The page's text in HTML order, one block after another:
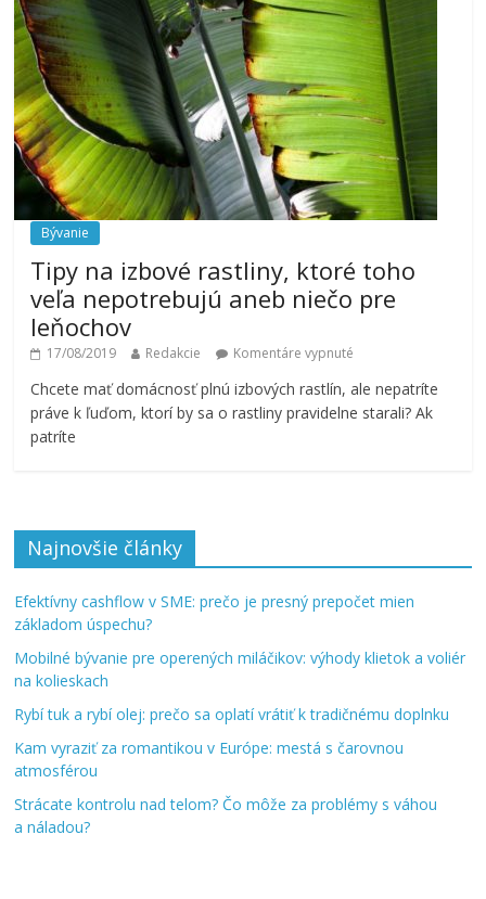
Bývanie
Tipy na izbové rastliny, ktoré toho
veľa nepotrebujú aneb niečo pre
leňochov
17/08/2019 Redakcie Komentáre vypnuté
Chcete mať domácnosť plnú izbových rastlín, ale nepatríte
práve k ľuďom, ktorí by sa o rastliny pravidelne starali? Ak
patríte
Najnovšie články
Efektívny cashflow v SME: prečo je presný prepočet mien
základom úspechu?
Mobilné bývanie pre operených miláčikov: výhody klietok a voliér
na kolieskach
Rybí tuk a rybí olej: prečo sa oplatí vrátiť k tradičnému doplnku
Kam vyraziť za romantikou v Európe: mestá s čarovnou
atmosférou
Strácate kontrolu nad telom? Čo môže za problémy s váhou
a náladou?